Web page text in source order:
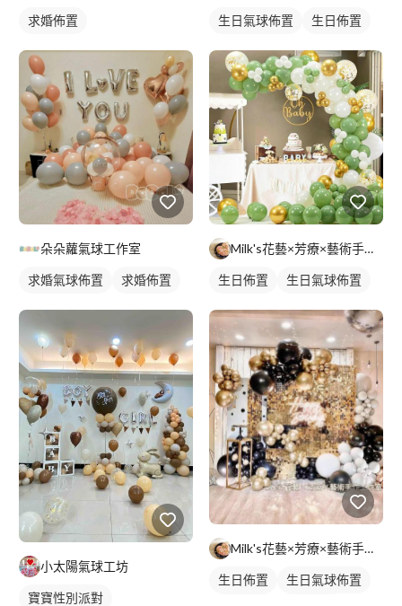
求婚佈置
朵朵蘿氣球工作室
求婚氣球佈置 求婚佈置
小太陽氣球工坊
寶寶性別派對
生日氣球佈置 生日佈置
Milk's花藝×芳療×藝術手作工作室
生日佈置 生日氣球佈置
Milk's花藝×芳療×藝術手作工作室
生日佈置
生日氣球佈置